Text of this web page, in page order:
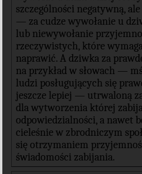
szczególności negatywną,
— za cudze wywołanie u
lub niewywołanie
rzeczywistych, które
naprawić. A dziwka za
na przykład w słowach —
ludzi posługujących się
jeszcze lepiej — utrwaloną
dla wytworzenia której
odpowiedzialności, a nawet
cieleśnie w zbrodniczym
się otrzymaniem
świadomości zabijania.